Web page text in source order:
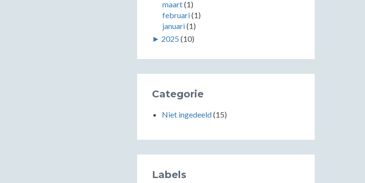
maart(1)
februari(1)
januari(1)
► 2025 (10)
Categorie
Niet ingedeeld(15)
Labels